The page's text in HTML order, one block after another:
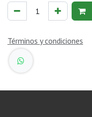
Términos y condiciones